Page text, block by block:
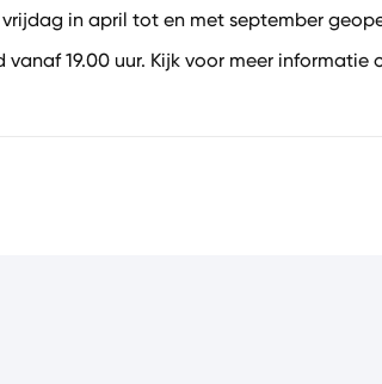
in april tot en met september
19.00 uur. Kijk voor meer informatie